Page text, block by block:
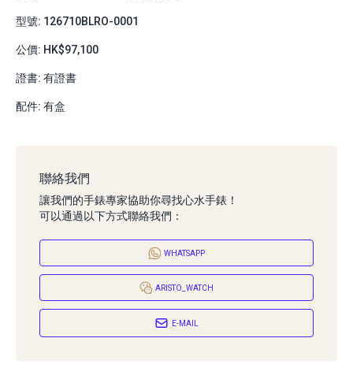
型號: 126710BLRO-0001
公價: HK$97,100
證書: 有證書
配件: 有盒
聯絡我們
讓我們的手錶專家協助你尋找心水手錶！
可以通過以下方式聯絡我們：
WHATSAPP
ARISTO_WATCH
E-MAIL